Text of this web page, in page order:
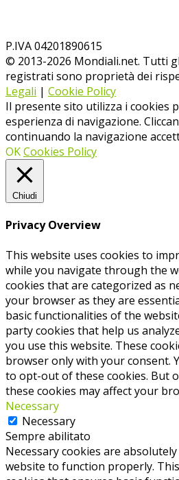
P.IVA 04201890615
© 2013-2026 Mondiali.net. Tutti
registrati sono proprietà dei
Legali | Cookie Policy
Il presente sito utilizza i cookies
esperienza di navigazione.
continuando la navigazione
OKCookies Policy
Chiudi
Privacy Overview
This website uses cookies to
while you navigate through the
cookies that are categorized as
your browser as they are
basic functionalities of the
party cookies that help us
you use this website. These
browser only with your consent.
to opt-out of these cookies. But
these cookies may affect your
Necessary
Necessary
Sempre abilitato
Necessary cookies are
website to function properly.